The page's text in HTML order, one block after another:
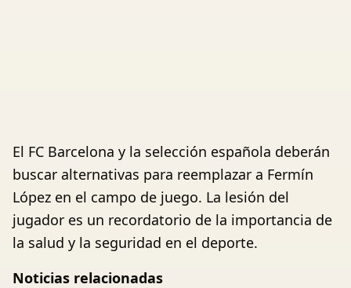
El FC Barcelona y la selección española deberán
buscar alternativas para reemplazar a Fermín
López en el campo de juego. La lesión del
jugador es un recordatorio de la importancia de
la salud y la seguridad en el deporte.
Noticias relacionadas